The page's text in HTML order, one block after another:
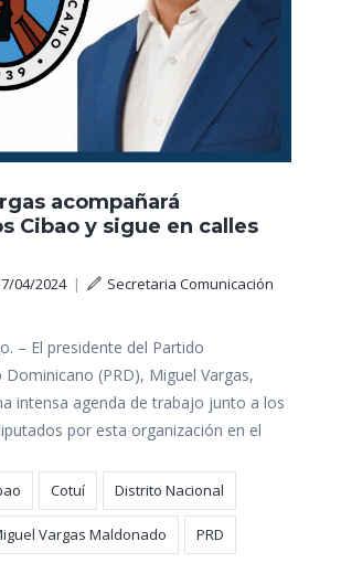
acompañará
Cibao y sigue en calles
04/2024|
Secretaria Comunicación
– El presidente del Partido
Dominicano (PRD), Miguel Vargas,
intensa agenda de trabajo junto a los
por esta organización en el
Cotuí Distrito Nacional
Vargas Maldonado PRD